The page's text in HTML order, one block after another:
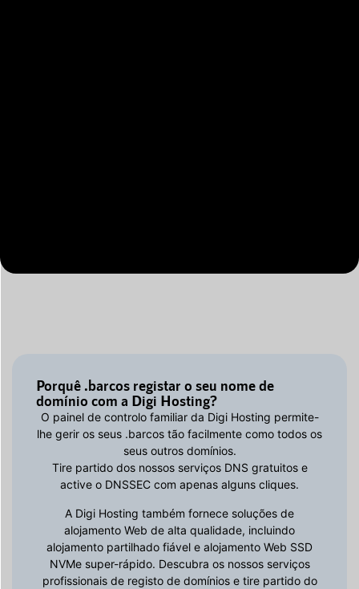
Porquê .barcos registar o seu nome de
domínio com a Digi Hosting?
O painel de controlo familiar da Digi Hosting permite-
lhe gerir os seus .barcos tão facilmente como todos os
seus outros domínios.
Tire partido dos nossos serviços DNS gratuitos e
active o DNSSEC com apenas alguns cliques.
A Digi Hosting também fornece soluções de
alojamento Web de alta qualidade, incluindo
alojamento partilhado fiável e alojamento Web SSD
NVMe super-rápido. Descubra os nossos serviços
profissionais de registo de domínios e tire partido do